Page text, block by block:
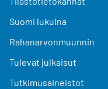
Suomi lukuina
Rahanarvonmuunnin
Tulevat julkaisut
Tutkimusaineistot